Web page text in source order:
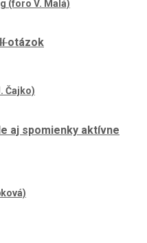
otázok
aj spomienky aktívne